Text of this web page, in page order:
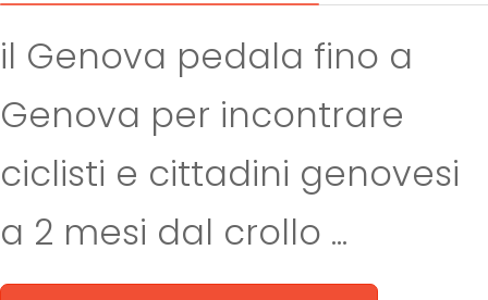
il Genova pedala fino a
Genova per incontrare
ciclisti e cittadini genovesi
a 2 mesi dal crollo ...